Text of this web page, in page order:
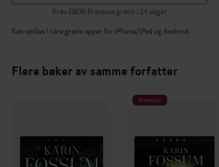
Prøv EBOK Premium gratis i 14 dager
Kan spilles i våre gratis apper for iPhone/iPad og Android
Flere bøker av samme forfatter
Premium